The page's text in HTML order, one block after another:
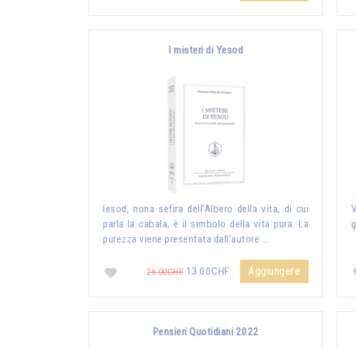
I misteri di Yesod
Iesod, nona sefira dell’Albero della vita, di cui
parla la cabala, è il simbolo della vita pura. La
purezza viene presentata dall'autore …
26.00CHF 13.00CHF Aggiungere
Pensieri Quotidiani 2022